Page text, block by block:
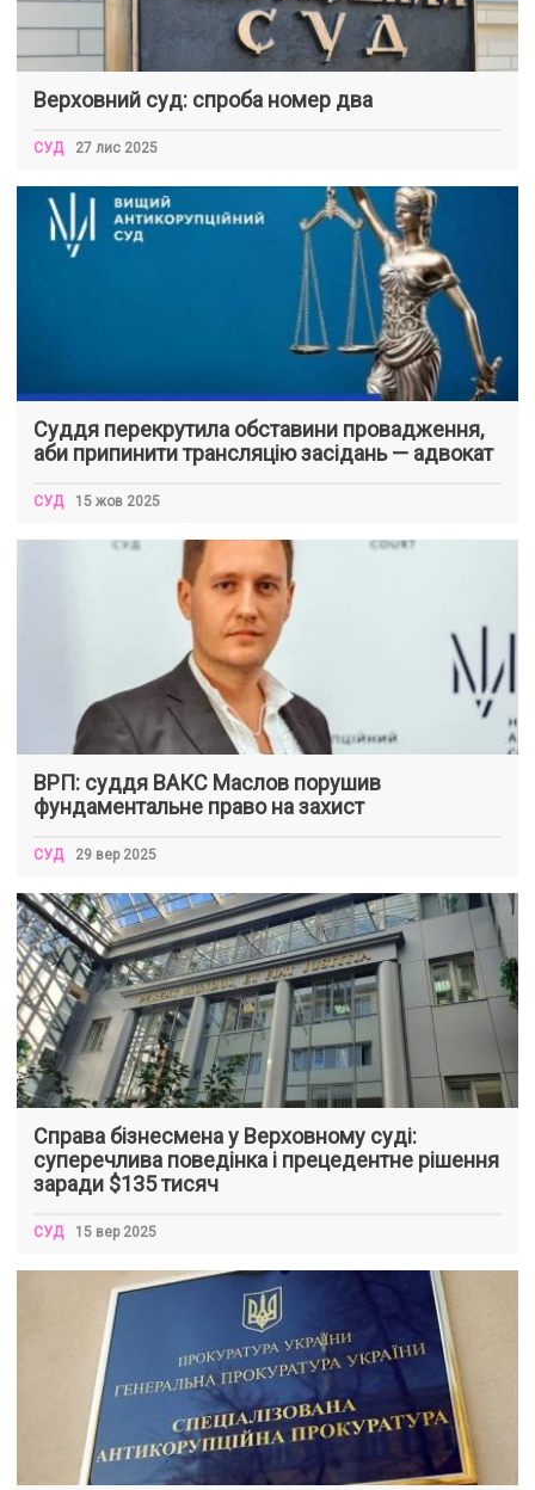
Верховний суд: спроба номер два
СУД 27 лис 2025
Суддя перекрутила обставини провадження,
аби припинити трансляцію засідань — адвокат
СУД 15 жов 2025
ВРП: суддя ВАКС Маслов порушив
фундаментальне право на захист
СУД 29 вер 2025
Справа бізнесмена у Верховному суді:
суперечлива поведінка і прецедентне рішення
заради $135 тисяч
СУД 15 вер 2025